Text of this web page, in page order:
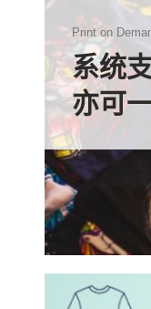
Print on
系统
亦可